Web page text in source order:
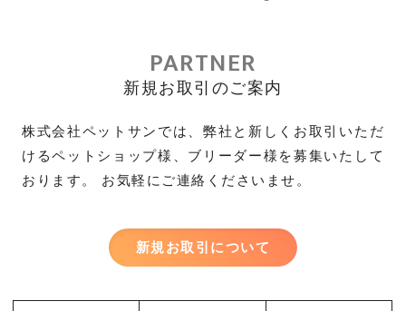
PARTNER
新規お取引のご案内
株式会社ペットサンでは、弊社と新しくお取引いただ
けるペットショップ様、ブリーダー様を募集いたして
おります。 お気軽にご連絡くださいませ。
新規お取引について